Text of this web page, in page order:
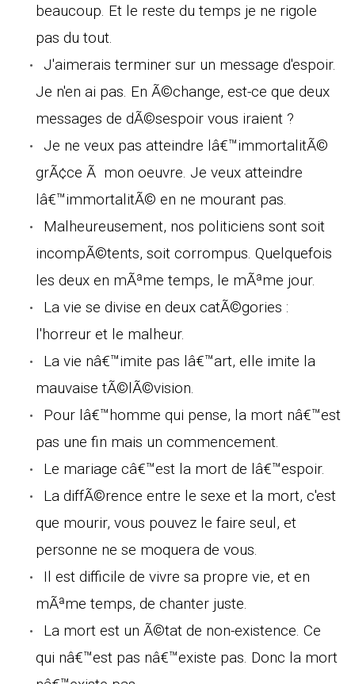
beaucoup. Et le reste du temps je ne rigole
pas du tout.
J'aimerais terminer sur un message d'espoir.
Je n'en ai pas. En Ã©change, est-ce que deux
messages de dÃ©sespoir vous iraient ?
Je ne veux pas atteindre lâ€™immortalitÃ©
grÃ¢ce Ã mon oeuvre. Je veux atteindre
lâ€™immortalitÃ© en ne mourant pas.
Malheureusement, nos politiciens sont soit
incompÃ©tents, soit corrompus. Quelquefois
les deux en mÃªme temps, le mÃªme jour.
La vie se divise en deux catÃ©gories :
l'horreur et le malheur.
La vie nâ€™imite pas lâ€™art, elle imite la
mauvaise tÃ©lÃ©vision.
Pour lâ€™homme qui pense, la mort nâ€™est
pas une fin mais un commencement.
Le mariage câ€™est la mort de lâ€™espoir.
La diffÃ©rence entre le sexe et la mort, c'est
que mourir, vous pouvez le faire seul, et
personne ne se moquera de vous.
Il est difficile de vivre sa propre vie, et en
mÃªme temps, de chanter juste.
La mort est un Ã©tat de non-existence. Ce
qui nâ€™est pas nâ€™existe pas. Donc la mort